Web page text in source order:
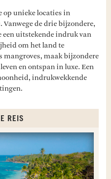
op unieke locaties in
de drie bijzondere,
uitstekende indruk van
om het land te
mangroves, maak bijzondere
en ontspan in luxe. Een
indrukwekkende
REIS